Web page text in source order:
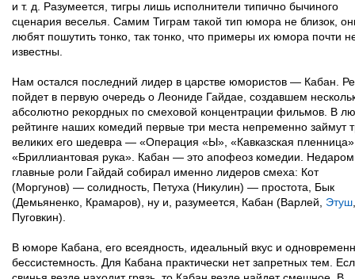
и т. д. Разумеется, тигры лишь исполнители типично бычиного
сценария веселья. Самим Тиграм такой тип юмора не близок,
любят пошутить тонко, так тонко, что примеры их юмора почти
известны.
Нам остался последний лидер в царстве юмористов — Кабан.
пойдет в первую очередь о Леониде Гайдае, создавшем
абсолютно рекордных по смеховой концентрации фильмов. В
рейтинге наших комедий первые три места непременно займут
великих его шедевра — «Операция «Ы», «Кавказская
«Бриллиантовая рука». Кабан — это апофеоз комедии.
главные роли Гайдай собирал именно лидеров смеха: Кот
(Моргунов) — солидность, Петуха (Никулин) — простота, Бык
(Демьяненко, Крамаров), ну и, разумеется, Кабан (Варлей, Этуш,
Пуговкин).
В юморе Кабана, его всеядность, идеальный вкус и
бессистемность. Для Кабана практически нет запретных тем.